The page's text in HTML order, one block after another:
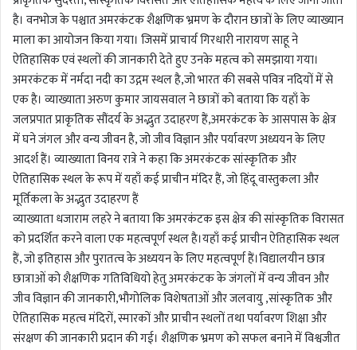
है। वनभोज के पश्चात अमरकंटक शैक्षणिक भ्रमण के दौरान छात्रों के लिए व्याख्यान
माला का आयोजन किया गया। जिसमें प्राचार्य गिरधारी नारायण साहू ने
ऐतिहासिक एवं स्थलों की जानकारी देते हुए उनके महत्व को समझाया गया।
अमरकंटक में नर्मदा नदी का उद्गम स्थल है,जो भारत की सबसे पवित्र नदियों में से
एक है। व्याख्याता अरुण कुमार जायसवाल ने छात्रों को बताया कि यहाँ के
जलप्रपात प्राकृतिक सौंदर्य के अद्भुत उदाहरण हैं,अमरकंटक के आसपास के क्षेत्र
में घने जंगल और वन्य जीवन है, जो जीव विज्ञान और पर्यावरण अध्ययन के लिए
आदर्श हैं। व्याख्याता विनय रात्रे ने कहा कि अमरकंटक सांस्कृतिक और
ऐतिहासिक स्थल के रूप में यहाँ कई प्राचीन मंदिर हैं, जो हिंदू वास्तुकला और
मूर्तिकला के अद्भुत उदाहरण हैं
व्याख्याता धजाराम लहरे ने बताया कि अमरकंटक इस क्षेत्र की सांस्कृतिक विरासत
को प्रदर्शित करने वाला एक महत्वपूर्ण स्थल है।यहाँ कई प्राचीन ऐतिहासिक स्थल
हैं, जो इतिहास और पुरातत्व के अध्ययन के लिए महत्वपूर्ण हैं।विद्यालयीन छात्र
छात्राओं को शैक्षणिक गतिविधियो हेतु अमरकंटक के जंगलों में वन्य जीवन और
जीव विज्ञान की जानकारी,भौगोलिक विशेषताओं और जलवायु ,सांस्कृतिक और
ऐतिहासिक महत्व मंदिरों, स्मारकों और प्राचीन स्थलों तथा पर्यावरण शिक्षा और
संरक्षण की जानकारी प्रदान की गई। शैक्षणिक भ्रमण को सफल बनाने में विश्वजीत